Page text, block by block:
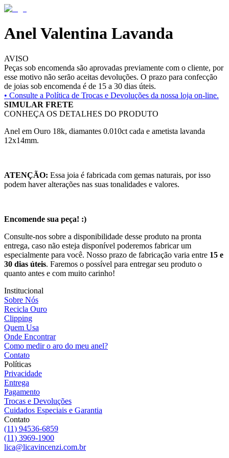
Anel Valentina Lavanda
AVISO
Peças sob encomenda são aprovadas previamente com o cliente, por
esse motivo não serão aceitas devoluções. O prazo para confecção
de joias sob encomenda é de 15 a 30 dias úteis.
• Consulte a Política de Trocas e Devoluções da nossa loja on-line.
SIMULAR FRETE
CONHEÇA OS DETALHES DO PRODUTO
Anel em Ouro 18k, diamantes 0.010ct cada e ametista lavanda
12x14mm.
ATENÇÃO: Essa joia é fabricada com gemas naturais, por isso
podem haver alterações nas suas tonalidades e valores.
Encomende sua peça! :)
Consulte-nos sobre a disponibilidade desse produto na pronta
entrega, caso não esteja disponível poderemos fabricar um
especialmente para você. Nosso prazo de fabricação varia entre 15 e
30 dias úteis. Faremos o possível para entregar seu produto o
quanto antes e com muito carinho!
Institucional
Sobre Nós
Recicla Ouro
Clipping
Quem Usa
Onde Encontrar
Como medir o aro do meu anel?
Contato
Políticas
Privacidade
Entrega
Pagamento
Trocas e Devoluções
Cuidados Especiais e Garantia
Contato
(11) 94536-6859
(11) 3969-1900
lica@licavincenzi.com.br